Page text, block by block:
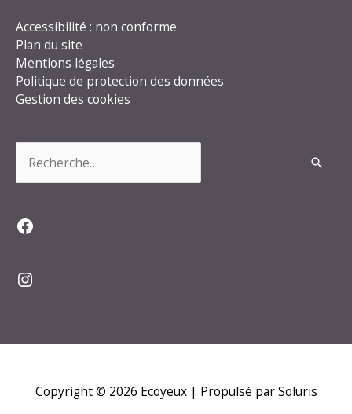
Accessibilité : non conforme
Plan du site
Mentions légales
Politique de protection des données
Gestion des cookies
Facebook
Instagram
Copyright © 2026 Ecoyeux| Propulsé par Soluris